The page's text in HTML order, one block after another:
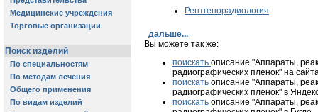
Рентгенорадиология
дальше...
Вы можете так же:
поискать описание "Аппараты,
радиографических пленок" на
поискать описание "Аппараты,
радиографических пленок" в
поискать описание "Аппараты,